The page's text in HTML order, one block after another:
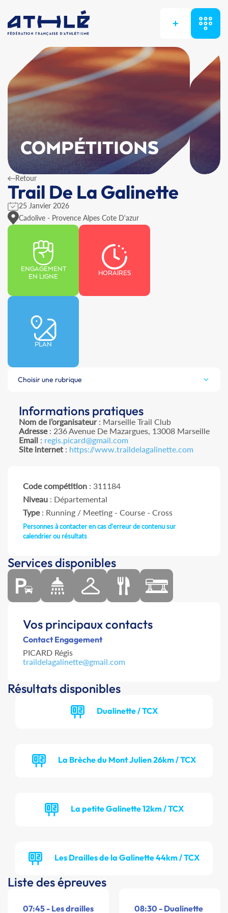
+
COMPÉTITIONS
Retour
Trail De La Galinette
25 Janvier 2026
Cadolive - Provence Alpes Cote D'azur
ENGAGEMENT
EN LIGNE
HORAIRES
PLAN
Choisir une rubrique
Informations pratiques
Nom de l’organisateur: Marseille Trail Club
Adresse: 236 Avenue De Mazargues, 13008 Marseille
Email: regis.picard@gmail.com
Site internet: https://www.traildelagalinette.com
Code compétition : 311184
Niveau : Départemental
Type: Running / Meeting - Course - Cross
Personnes à contacter en cas d'erreur de contenu sur
calendrier ou résultats
Services disponibles
Vos principaux contacts
Contact Engagement
PICARD Régis
traildelagalinette@gmail.com
Résultats disponibles
Dualinette / TCX
La Brèche du Mont Julien 26km / TCX
La petite Galinette 12km / TCX
Les Drailles de la Galinette 44km / TCX
Liste des épreuves
07:45 - Les drailles
08:30 - Dualinette